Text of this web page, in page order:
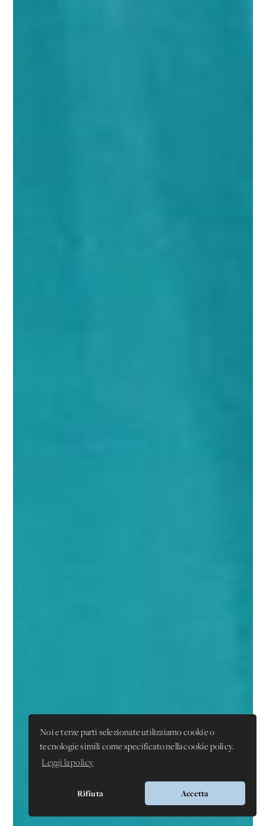
Noi e terze parti selezionate utilizziamo cookie o
tecnologie simili come specificato nella cookie policy.
Leggi la policy
Rifiuta Accetta